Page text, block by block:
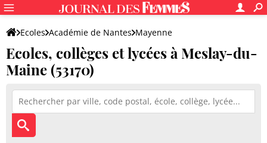
Ecoles Académie de Nantes Mayenne
Ecoles, collèges et lycées à Meslay-du-
Maine (53170)